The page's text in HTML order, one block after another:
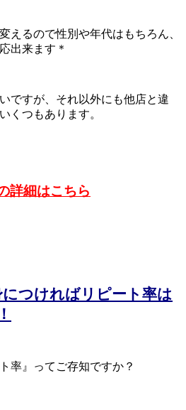
えるので性別や年代はもちろん、
出来ます＊
ですが、それ以外にも他店と違
くつもあります。
詳細はこちら
つければリピート率は
率』ってご存知ですか？